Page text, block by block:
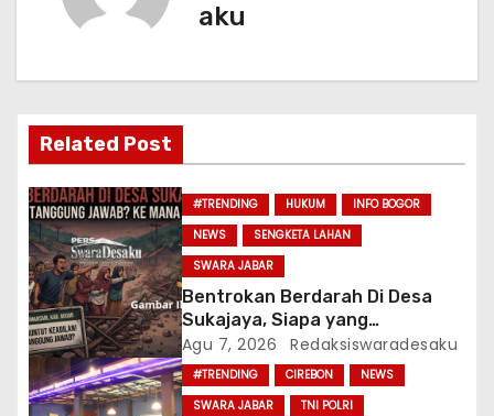
s
i
p
o
s
aku
Related Post
#TRENDING HUKUM
INFO BOGOR
NEWS
SENGKETA LAHAN
SWARA JABAR
Bentrokan Berdarah Di Desa
Sukajaya, Siapa yang
Bertanggung Jawab? Ke Mana
APH?
Agu 7, 2026 Redaksiswaradesaku
#TRENDING CIREBON
NEWS
SWARA JABAR
TNI POLRI